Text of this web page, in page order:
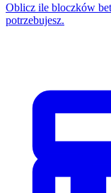
Oblicz ile bloczków
potrzebujesz.